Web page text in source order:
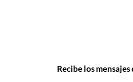
Recibe los